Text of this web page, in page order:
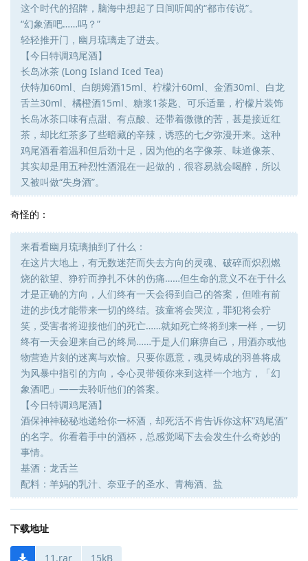
这个时代的招牌，脑海中想起了日间听闻的“都市传说”。
“幻象酒吧……吗？”
轻轻推开门，幽月琉璃走了进去。
【今日特调鸡尾酒】
长岛冰茶 (Long Island Iced Tea)
伏特加60ml、白朗姆酒15ml、柠檬汁60ml、金酒30ml、白龙
舌兰30ml、橘橙酒15ml、糖浆1茶匙、可乐适量，柠檬片装饰
长岛冰茶口味有点甜、有点酸、还带着微微的苦，甚是接近红
茶，却比红茶多了些暗藏的辛辣，诱惑的七夕弥漫开来。这种
鸡尾酒看着温和但后劲十足，因为他的名字像茶、味道像茶、
其实却是用五种烈性酒混在一起做的，很容易就会喝醉，所以
又被叫做“失身酒”。
奇怪的：
来看看幽月琉璃抽到了什么：
在这片大地上，有无数迷茫而失去方向的灵魂、破碎而炽烈燃
烧的欲望、狰狞而挣扎不休的伤痛……但生命的意义不在于什么
才是正确的方向，人们终有一天会得到自己的答案，但唯有前
进的步伐才能带来一切的终结。孩童将会哭泣，罪犯将会狞
笑，受害者将迎接他们的死亡……就如死亡终将到来一样，一切
终有一天会迎来自己的终局……于是人们麻痹自己，用酒亦或他
物营造片刻的迷离与欢愉。只要你愿意，魂灵铸成的羽兽将成
为风暴中指引的方向，令心灵带领你来到这样一个地方，「幻
象酒吧」——去聆听他们的答案。
【今日特调鸡尾酒】
酒保神神秘秘地递给你一杯酒，却死活不肯告诉你这杯“鸡尾酒”
的名字。你看着手中的酒杯，总感觉喝下去会发生什么奇妙的
事情。
基酒：龙舌兰
配料：羊妈的乳汁、奈亚子的圣水、青梅酒、盐
下载地址
11.rar 15kB